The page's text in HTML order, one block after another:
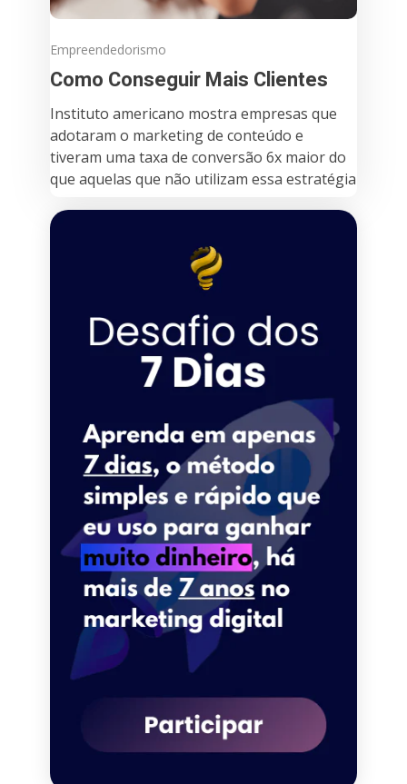
Empreendedorismo
Como Conseguir Mais Clientes
Instituto americano mostra empresas que
adotaram o marketing de conteúdo e
tiveram uma taxa de conversão 6x maior do
que aquelas que não utilizam essa estratégia